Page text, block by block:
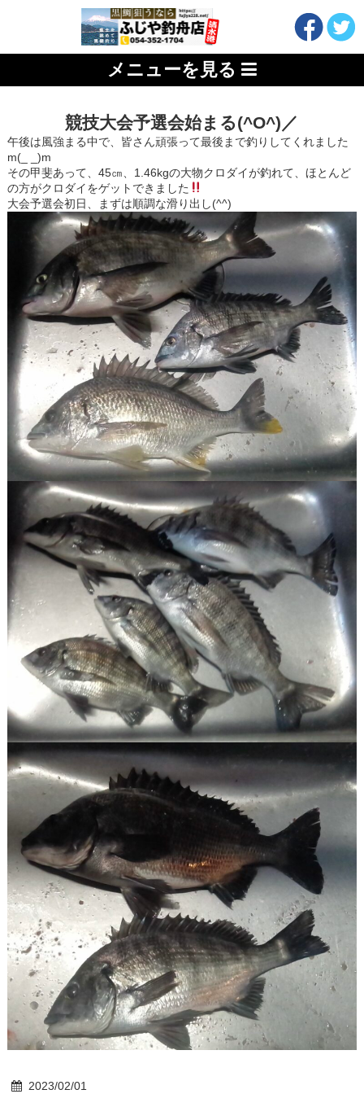
メニューを見る
競技大会予選会始まる(^O^)／
午後は風強まる中で、皆さん頑張って最後まで釣りしてくれました
m(_ _)m
その甲斐あって、45㎝、1.46kgの大物クロダイが釣れて、ほとんど
の方がクロダイをゲットできました
大会予選会初日、まずは順調な滑り出し(^^)
2023/02/01